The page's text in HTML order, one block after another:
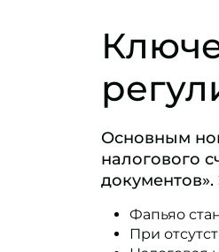
Основным
налогового
документов».
Фапьяо
При